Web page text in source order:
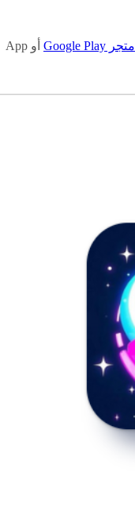
متجر Google Play
أو App